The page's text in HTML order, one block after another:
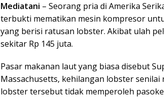
Mediatani – Seorang pria di Amerika
terbukti mematikan mesin kompresor
yang berisi ratusan lobster. Akibat ulah
sekitar Rp 145 juta.
Pasar makanan laut yang biasa disebut
Massachusetts, kehilangan lobster
lobster tersebut tidak memperoleh